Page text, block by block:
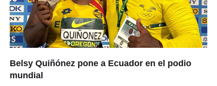
Belsy Quiñónez pone a Ecuador en el podio
mundial